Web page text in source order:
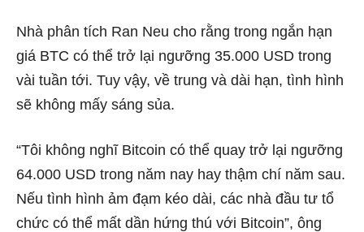
Nhà phân tích Ran Neu cho rằng trong ngắn hạn
giá BTC có thể trở lại ngưỡng 35.000 USD trong
vài tuần tới. Tuy vậy, về trung và dài hạn, tình hình
sẽ không mấy sáng sủa.
“Tôi không nghĩ Bitcoin có thể quay trở lại ngưỡng
64.000 USD trong năm nay hay thậm chí năm sau.
Nếu tình hình ảm đạm kéo dài, các nhà đầu tư tổ
chức có thể mất dần hứng thú với Bitcoin”, ông